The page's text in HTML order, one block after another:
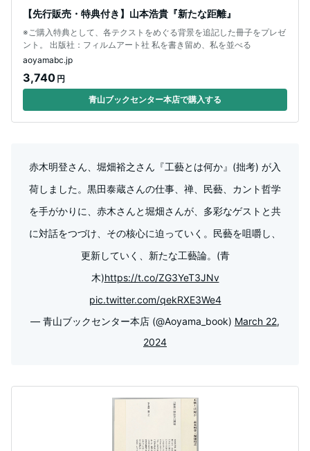
【先行販売・特典付き】山本浩貴『新たな距離』
※ご購入特典として、各テクストをめぐる背景を追記した冊子をプレゼ
ント。 出版社：フィルムアート社 私を書き留め、私を並べる
aoyamabc.jp
3,740 円
青山ブックセンター本店で購入する
赤木明登さん、堀畑裕之さん『工藝とは何か』(拙考) が入
荷しました。黒田泰蔵さんの仕事、禅、民藝、カント哲学
を手がかりに、赤木さんと堀畑さんが、多彩なゲストと共
に対話をつづけ、その核心に迫っていく。民藝を咀嚼し、
更新していく、新たな工藝論。(青
木)https://t.co/ZG3YeT3JNv
pic.twitter.com/qekRXE3We4
— 青山ブックセンター本店 (@Aoyama_book) March 22,
2024